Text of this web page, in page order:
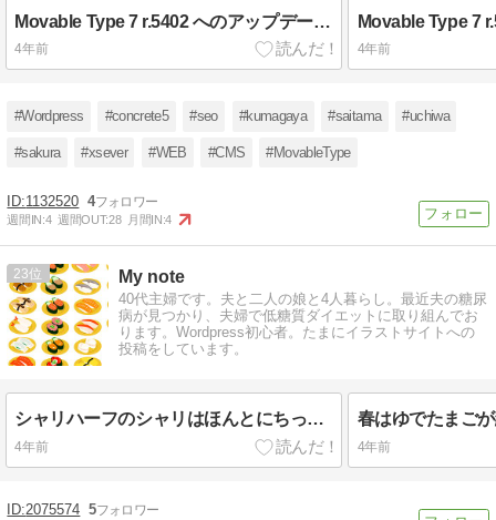
Movable Type 7 r.5402 へのアップデート完了
4年前 4年前
#Wordpress #concrete5 #seo #kumagaya #saitama #uchiwa
#sakura #xsever #WEB #CMS #MovableType
1132520 4
週間IN:4 週間OUT:28 月間IN:4
23 My note
40代主婦です。夫と二人の娘と4人暮らし。最近夫の糖尿
病が見つかり、夫婦で低糖質ダイエットに取り組んでお
ります。Wordpress初心者。たまにイラストサイトへの
投稿をしています。
シャリハーフのシャリはほんとにちっちゃかった
4年前
春はゆでたまご
4年前
2075574 5